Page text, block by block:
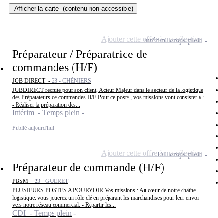
Afficher la carte (contenu non-accessible)
Préparateur / Préparatrice de
commandes (H/F)
JOB DIRECT - 23 - CHÉNIERS
JOBDIRECT recrute pour son client, Acteur Majeur dans le secteur de la logistique
des Préparateurs de commandes H/F Pour ce poste , vos missions vont consister à :
- Réaliser la préparation des...
Intérim - Temps plein
Publié aujourd'hui
IntérimTemps plein
Ajouter cette offre à ma sélection
Préparateur de commande (H/F)
PBSM - 23 - GUERET
PLUSIEURS POSTES A POURVOIR Vos missions : Au cœur de notre chaîne
logistique, vous jouerez un rôle clé en préparant les marchandises pour leur envoi
vers notre réseau commercial. - Répartir les...
CDI - Temps plein
CDITemps plein
Ajouter cette offre à ma sélection